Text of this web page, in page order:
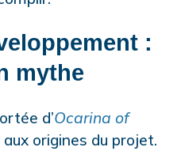
:
mythe
d’Ocarina of
origines du projet.